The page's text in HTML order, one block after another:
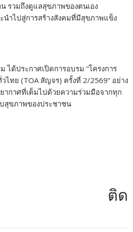
รวมถึงดูแลสุขภาพของตนเอง
ำไปสู่การสร้างสังคมที่มีสุขภาพแข็ง
ด้ประกาศเปิดการอบรม “โครงการ
ไทย (TOA สัญจร) ครั้งที่ 2/2569” อย่าง
ากาศที่เต็มไปด้วยความร่วมมือจากทุก
สุขภาพของประชาชน
ติดต่อ